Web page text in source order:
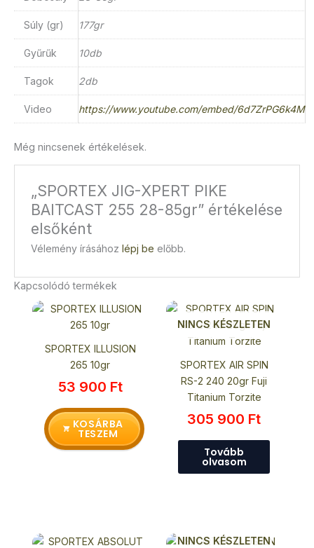
Súly (gr) 177gr
Gyűrűk 10db
Tagok 2db
Video https://www.youtube.com/embed/6d7ZrPG6k4M
Még nincsenek értékelések.
„SPORTEX JIG-XPERT PIKE
BAITCAST 255 28-85gr” értékelése
elsőként
Vélemény írásáhozlépj be előbb.
Kapcsolódó termékek
SPORTEX ILLUSION
265 10gr
53 900 Ft
KOSÁRBA
TESZEM
NINCS KÉSZLETEN
SPORTEX AIR SPIN
RS-2 240 20gr Fuji
Titanium Torzite
305 900 Ft
Tovább
olvasom
NINCS KÉSZLETEN